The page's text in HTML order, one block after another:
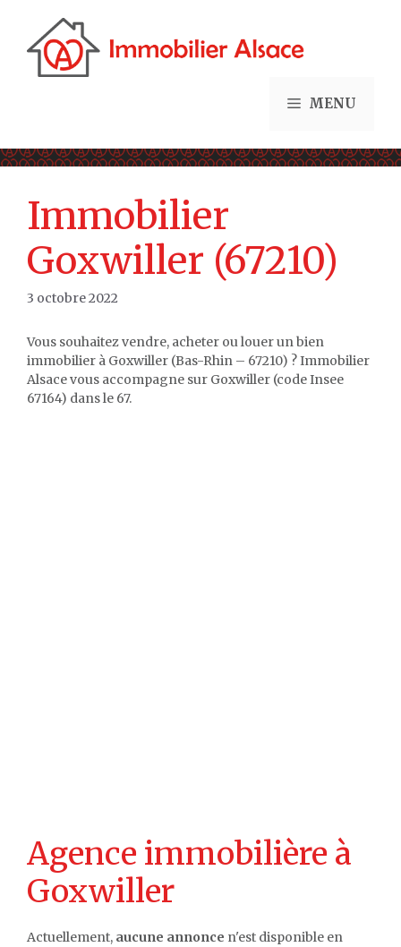
contenu
MENU
Immobilier
Goxwiller (67210)
3 octobre 2022
Vous souhaitez vendre, acheter ou louer un bien
immobilier à Goxwiller (Bas-Rhin – 67210) ? Immobilier
Alsace vous accompagne sur Goxwiller (code Insee
67164) dans le 67.
Agence immobilière à
Goxwiller
Actuellement, aucune annonce n'est disponible en